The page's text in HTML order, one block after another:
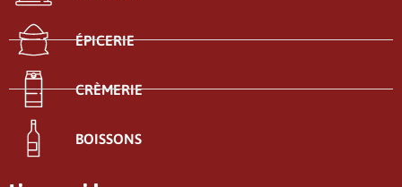
ÉPICERIE
CRÈMERIE
BOISSONS